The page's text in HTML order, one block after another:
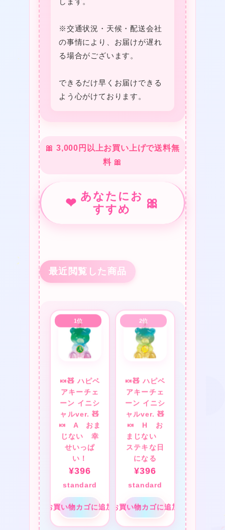
※交通状況・天候・配送会社
の事情により、お届けが遅れ
る場合がございます。
できるだけ早くお届けできる
よう心がけております。
🎀 3,000円以上お買い上げで送料無
料 🎀
❤ あなたにお
すすめ
🎀
最近閲覧した商品
🍬🧸 ハピベ
アキーチェ
ーン イニシ
ャルver. 🧸
🍬 A おま
じない 幸
せいっぱ
い！
¥396
standard
お買い物カゴに追加
🍬🧸 ハピベ
アキーチェ
ーン イニシ
ャルver. 🧸
🍬 H お
まじない
ステキな日
になる
¥396
standard
お買い物カゴに追加
❤
❤